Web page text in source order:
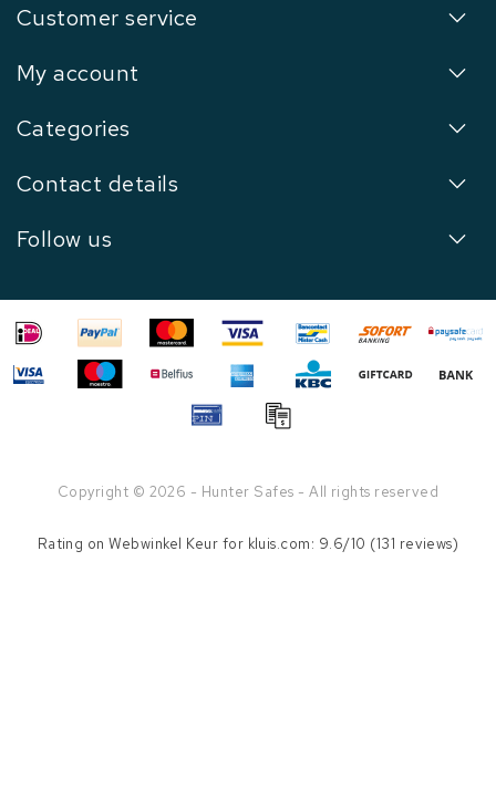
Customer service
My account
Categories
Contact details
Follow us
Copyright © 2026 - Hunter Safes - All rights reserved
Rating onWebwinkel Keur for kluis.com: 9.6/10 (131 reviews)